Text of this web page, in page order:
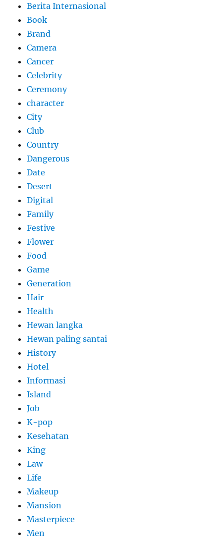
Berita Internasional
Book
Brand
Camera
Cancer
Celebrity
Ceremony
character
City
Club
Country
Dangerous
Date
Desert
Digital
Family
Festive
Flower
Food
Game
Generation
Hair
Health
Hewan langka
Hewan paling santai
History
Hotel
Informasi
Island
Job
K-pop
Kesehatan
King
Law
Life
Makeup
Mansion
Masterpiece
Men